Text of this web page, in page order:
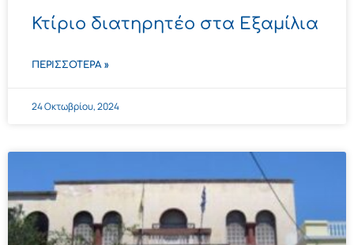
Κτίριο διατηρητέο στα Εξαμίλια
ΠΕΡΙΣΣΌΤΕΡΑ »
24 Οκτωβρίου, 2024